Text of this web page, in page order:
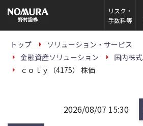
の
ー
リスク・
手数料等
トップ
ソリューション・サービス
金融資産ソリューション
国内株式
ｃｏｌｙ（4175） 株価
2026/08/07 15:30